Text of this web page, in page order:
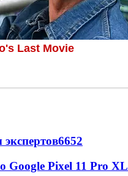
6652
Google Pixel 11 Pro XL